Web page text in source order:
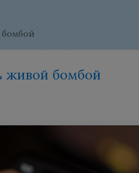
живой бомбой